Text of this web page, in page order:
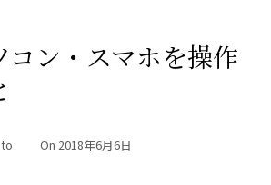
コン・スマホを操作
On 2018年6月6日